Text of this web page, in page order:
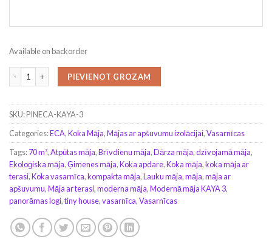
Available on backorder
PIEVIENOT GROZAM
SKU:PINECA-KAYA-3
Categories:ECA,Koka Māja,Mājas ar apšuvumu izolācijai,Vasarnīcas
Tags:70 m²,Atpūtas māja,Brīvdienu māja,Dārza māja,dzīvojamā māja,
Ekoloģiska māja,Ģimenes māja,Koka apdare,Koka māja,koka māja ar
terasi,Koka vasarnīca,kompakta māja,Lauku māja,māja,māja ar
apšuvumu,Māja ar terasi,moderna māja,Modernā māja KAYA 3,
panorāmas logi,tiny house,vasarnīca,Vasarnīcas